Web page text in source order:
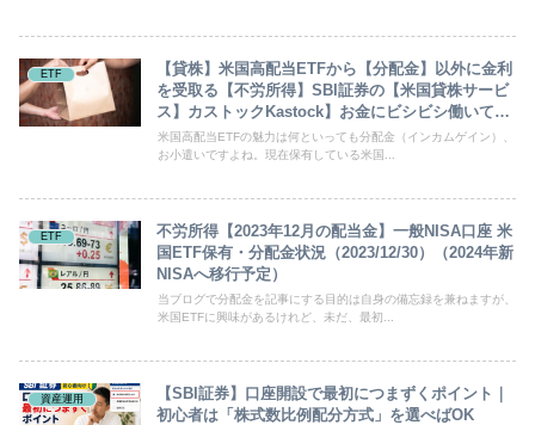
ETF
【貸株】米国高配当ETFから【分配金】以外に金利
を受取る【不労所得】SBI証券の【米国貸株サービ
ス】カストックKastock】お金にビシビシ働いても
らう 貸株とは？ 投資初心者
米国高配当ETFの魅力は何といっても分配金（インカムゲイン）、
お小遣いですよね。現在保有している米国...
ETF
不労所得【2023年12月の配当金】一般NISA口座 米
国ETF保有・分配金状況（2023/12/30）（2024年新
NISAへ移行予定）
当ブログで分配金を記事にする目的は自身の備忘録を兼ねますが、
米国ETFに興味があるけれど、未だ、最初...
資産運用
【SBI証券】口座開設で最初につまずくポイント｜
初心者は「株式数比例配分方式」を選べばOK